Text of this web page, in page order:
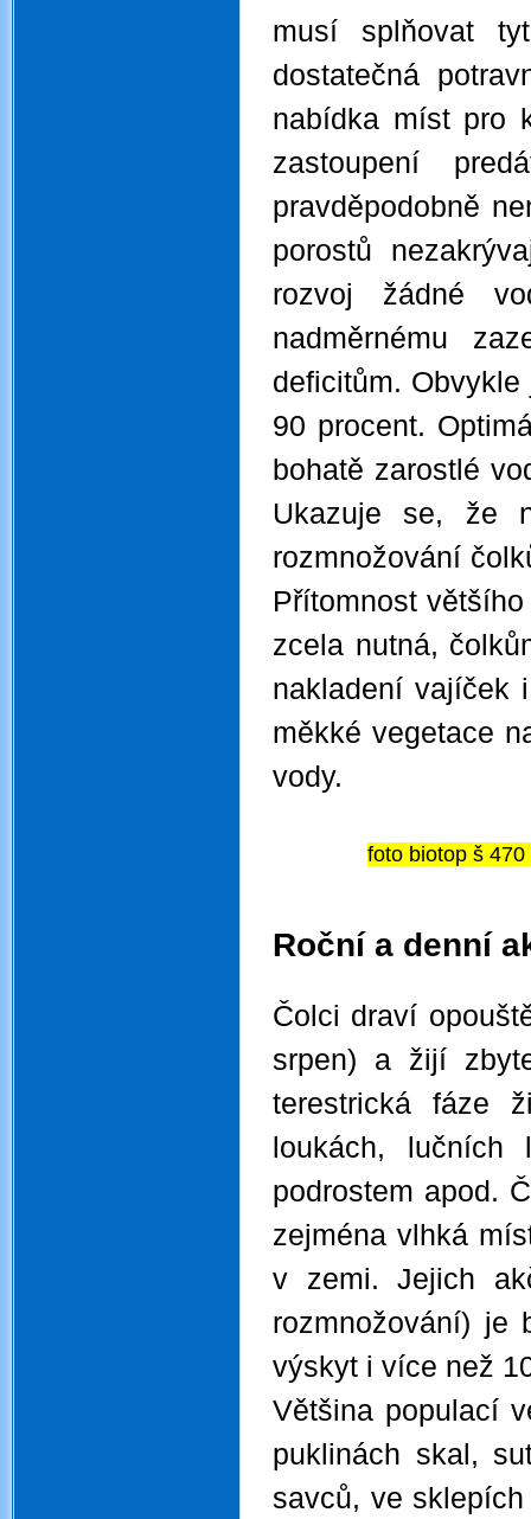
musí splňovat
dostatečná
nabídka míst pro
zastoupení
pravděpodobně
porostů
rozvoj žádné
nadměrnému
deficitům.
90 procent.
bohatě zarostlé
Ukazuje se, že
rozmnožování
Přítomnost
zcela nutná,
nakladení vajíček
měkké vegetace
vody.
foto
Roční a denní
Čolci draví
srpen) a žijí
terestrická fáze
loukách,
podrostem apod.
zejména vlhká
v zemi. Jejich
rozmnožování) je
výskyt i více než
Většina populací
puklinách skal,
savců, ve